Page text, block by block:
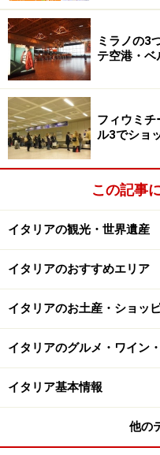
の一大産業に成長してい
イタリアを代表するチョコ
ーゼルナッツを使ったチョ
17世紀には、フィレン
にも広がりを見せてい
よってヨーロッパ各地
ピも続々誕生。発展は
界で愛されるスイーツと
で人気&伝統のブラン
えない逸品から空港や
トリノの老舗系
ミラノの3
テ空港・ベ
フィウミ
ル3でショ
この記事
イタリアの観光・世界遺産
イタリアのおすすめエリア
イタリアのお土産・ショッ
イタリアのグルメ・ワイン
イタリア基本情報
他の